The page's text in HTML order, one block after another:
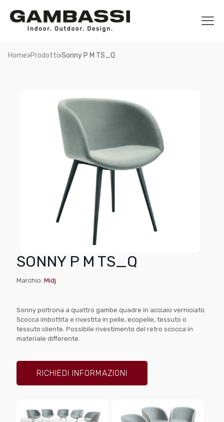
Home>Prodotti>Sonny P M TS_Q
SONNY P M TS_Q
Marchio: Midj
Sonny poltrona a quattro gambe quadre in acciaio verniciato.
Scocca imbottita e rivestita in pelle, ecopelle, tessuto o
tessuto cliente. Possibile rivestimento del retro scocca in
materiale differente.
RICHIEDI INFORMAZIONI